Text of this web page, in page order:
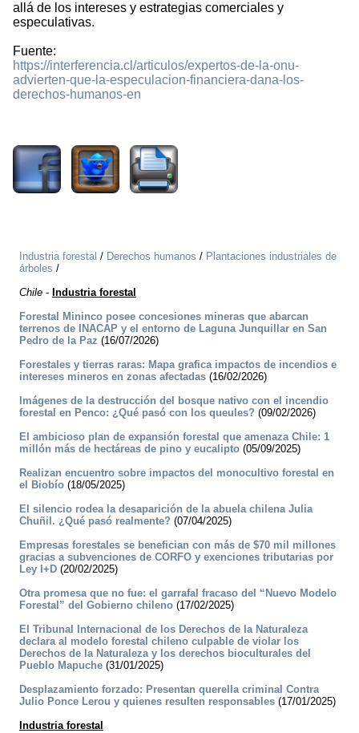
allá de los intereses y estrategias comerciales y
especulativas.
Fuente:
https://interferencia.cl/articulos/expertos-de-la-onu-
advierten-que-la-especulacion-financiera-dana-los-
derechos-humanos-en
Industria forestal / Derechos humanos / Plantaciones industriales de
árboles /
Chile - Industria forestal
Forestal Mininco posee concesiones mineras que abarcan
terrenos de INACAP y el entorno de Laguna Junquillar en San
Pedro de la Paz (16/07/2026)
Forestales y tierras raras: Mapa grafica impactos de incendios e
intereses mineros en zonas afectadas (16/02/2026)
Imágenes de la destrucción del bosque nativo con el incendio
forestal en Penco: ¿Qué pasó con los queules? (09/02/2026)
El ambicioso plan de expansión forestal que amenaza Chile: 1
millón más de hectáreas de pino y eucalipto (05/09/2025)
Realizan encuentro sobre impactos del monocultivo forestal en
el Biobío (18/05/2025)
El silencio rodea la desaparición de la abuela chilena Julia
Chuñil. ¿Qué pasó realmente? (07/04/2025)
Empresas forestales se benefician con más de $70 mil millones
gracias a subvenciones de CORFO y exenciones tributarias por
Ley I+D (20/02/2025)
Otra promesa que no fue: el garrafal fracaso del “Nuevo Modelo
Forestal” del Gobierno chileno (17/02/2025)
El Tribunal Internacional de los Derechos de la Naturaleza
declara al modelo forestal chileno culpable de violar los
Derechos de la Naturaleza y los derechos bioculturales del
Pueblo Mapuche (31/01/2025)
Desplazamiento forzado: Presentan querella criminal Contra
Julio Ponce Lerou y quienes resulten responsables (17/01/2025)
Industria forestal